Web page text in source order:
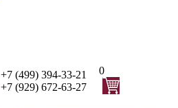
+7 (499) 394-33-21
+7 (929) 672-63-27
0